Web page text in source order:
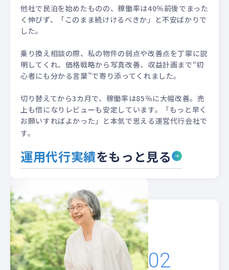
他社で民泊を始めたものの、稼働率は40％前後でまった
く伸びず、
「このまま続けけるべきか」と不安ばかりで
した。
乗り換え相談の際、私の物件の弱点や改善点を丁寧に説
明してくれ、 価格戦略から写真改善、収益計画まで“初
心者にも分かる言葉”で寄り添ってくれました。
切り替えてから3カ月で、稼働率は85％に大幅改善。売
上も倍になりレビューも安定しています。
「もっと早く
お願いすればよかった」と本気で思える運営代行会社で
す。
運用代行実績をもっと見る